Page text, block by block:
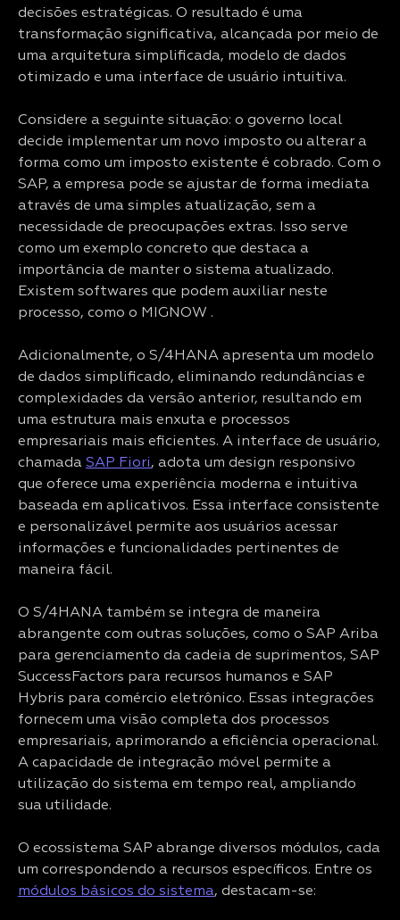
decisões estratégicas. O resultado é uma
transformação significativa, alcançada por meio de
uma arquitetura simplificada, modelo de dados
otimizado e uma interface de usuário intuitiva.
Considere a seguinte situação: o governo local
decide implementar um novo imposto ou alterar a
forma como um imposto existente é cobrado. Com o
SAP, a empresa pode se ajustar de forma imediata
através de uma simples atualização, sem a
necessidade de preocupações extras. Isso serve
como um exemplo concreto que destaca a
importância de manter o sistema atualizado.
Existem softwares que podem auxiliar neste
processo, como o MIGNOW .
Adicionalmente, o S/4HANA apresenta um modelo
de dados simplificado, eliminando redundâncias e
complexidades da versão anterior, resultando em
uma estrutura mais enxuta e processos
empresariais mais eficientes. A interface de usuário,
chamada SAP Fiori, adota um design responsivo
que oferece uma experiência moderna e intuitiva
baseada em aplicativos. Essa interface consistente
e personalizável permite aos usuários acessar
informações e funcionalidades pertinentes de
maneira fácil.
O S/4HANA também se integra de maneira
abrangente com outras soluções, como o SAP Ariba
para gerenciamento da cadeia de suprimentos, SAP
SuccessFactors para recursos humanos e SAP
Hybris para comércio eletrônico. Essas integrações
fornecem uma visão completa dos processos
empresariais, aprimorando a eficiência operacional.
A capacidade de integração móvel permite a
utilização do sistema em tempo real, ampliando
sua utilidade.
O ecossistema SAP abrange diversos módulos, cada
um correspondendo a recursos específicos. Entre os
módulos básicos do sistema, destacam-se: